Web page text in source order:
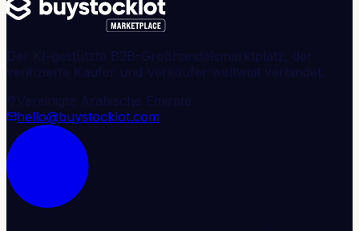
Der KI-gestützte B2B-Großhandelsmarktplatz, der
verifizierte Käufer und Verkäufer weltweit verbindet.
Vereinigte Arabische Emirate
hello@buystocklot.com